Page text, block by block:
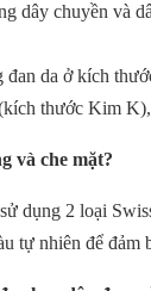
dây chuyền và
da ở kích
thước Kim
và che mặt?
dụng 2 loại
tự nhiên để đảm